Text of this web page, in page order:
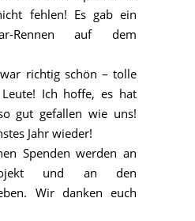
fehlen! Es gab ein
Rennen auf dem
richtig schön – tolle
Ich hoffe, es hat
gut gefallen wie uns!
Jahr wieder!
Spenden werden an
und an den
Wir danken euch